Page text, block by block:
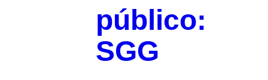
público:
SGG